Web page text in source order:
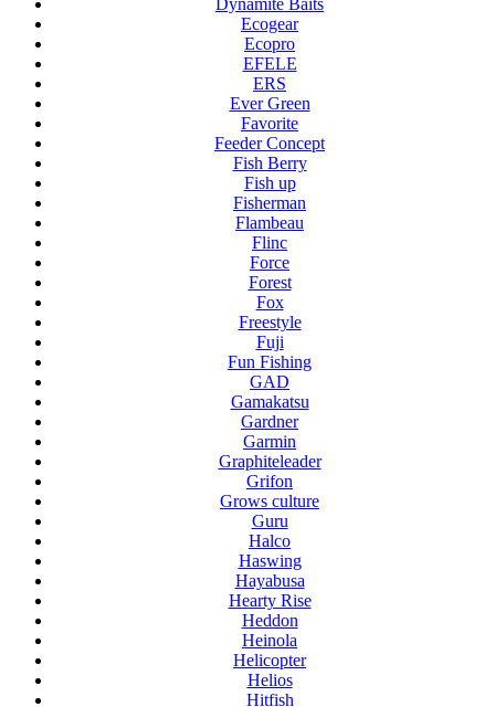
Dynamite Baits
Ecogear
Ecopro
EFELE
ERS
Ever Green
Favorite
Feeder Concept
Fish Berry
Fish up
Fisherman
Flambeau
Flinc
Force
Forest
Fox
Freestyle
Fuji
Fun Fishing
GAD
Gamakatsu
Gardner
Garmin
Graphiteleader
Grifon
Grows culture
Guru
Halco
Haswing
Hayabusa
Hearty Rise
Heddon
Heinola
Helicopter
Helios
Hitfish